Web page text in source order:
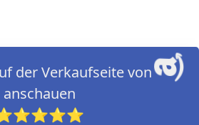
der Verkaufseite von
anschauen